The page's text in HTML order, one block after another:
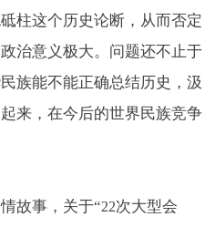
柱这个历史论断，从而否定
治意义极大。问题还不止于
族能不能正确总结历史，汲
来，在今后的世界民族竞争
故事，关于“22次大型会